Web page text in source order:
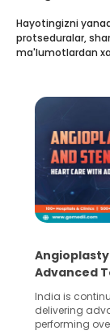
Hayotingizni
protseduralar,
ma'lumotlardan
Advanced
India is
delivering
performing